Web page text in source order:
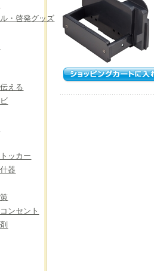
・啓発グッズ
える
ッカー
器
ンセント